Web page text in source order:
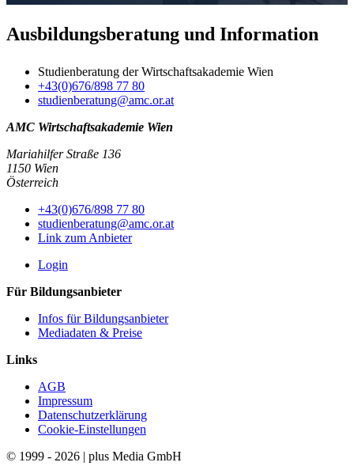
Ausbildungsberatung und Information
Studienberatung der Wirtschaftsakademie Wien
+43(0)676/898 77 80
studienberatung@amc.or.at
AMC Wirtschaftsakademie Wien
Mariahilfer Straße 136
1150 Wien
Österreich
+43(0)676/898 77 80
studienberatung@amc.or.at
Link zum Anbieter
Login
Für Bildungsanbieter
Infos für Bildungsanbieter
Mediadaten & Preise
Links
AGB
Impressum
Datenschutzerklärung
Cookie-Einstellungen
© 1999 - 2026 | plus Media GmbH